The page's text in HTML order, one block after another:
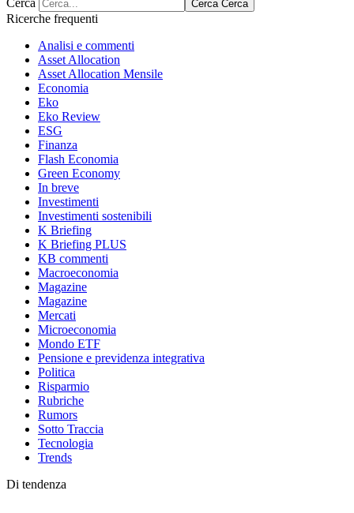
Cerca
Cerca Cerca
Ricerche frequenti
Analisi e commenti
Asset Allocation
Asset Allocation Mensile
Economia
Eko
Eko Review
ESG
Finanza
Flash Economia
Green Economy
In breve
Investimenti
Investimenti sostenibili
K Briefing
K Briefing PLUS
KB commenti
Macroeconomia
Magazine
Magazine
Mercati
Microeconomia
Mondo ETF
Pensione e previdenza integrativa
Politica
Risparmio
Rubriche
Rumors
Sotto Traccia
Tecnologia
Trends
Di tendenza